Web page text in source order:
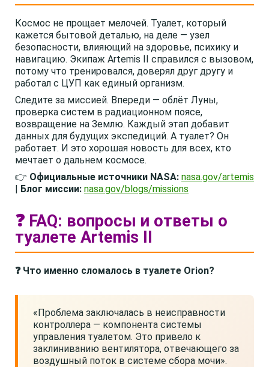
Космос не прощает мелочей. Туалет, который
кажется бытовой деталью, на деле — узел
безопасности, влияющий на здоровье, психику и
навигацию. Экипаж Artemis II справился с вызовом,
потому что тренировался, доверял друг другу и
работал с ЦУП как единый организм.
Следите за миссией. Впереди — облёт Луны,
проверка систем в радиационном поясе,
возвращение на Землю. Каждый этап добавит
данных для будущих экспедиций. А туалет? Он
работает. И это хорошая новость для всех, кто
мечтает о дальнем космосе.
👉 Официальные источники NASA: nasa.gov/artemis
| Блог миссии: nasa.gov/blogs/missions
❓ FAQ: вопросы и ответы о
туалете Artemis II
❓ Что именно сломалось в туалете Orion?
«Проблема заключалась в неисправности
контроллера — компонента системы
управления туалетом. Это привело к
заклиниванию вентилятора, отвечающего за
воздушный поток в системе сбора мочи».